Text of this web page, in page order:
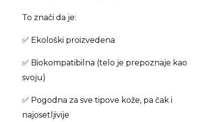
To znači da je:
✅ Ekološki proizvedena
✅ Biokompatibilna (telo je prepoznaje kao
svoju)
✅ Pogodna za sve tipove kože, pa čak i
najosetljivije